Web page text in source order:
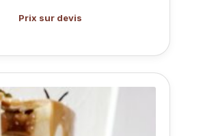
Prix sur devis